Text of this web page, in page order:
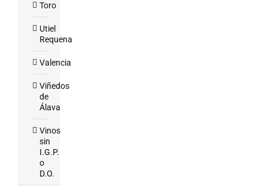
Toro
Utiel
Requena
Valencia
Viñedos
de
Álava
Vinos
sin
I.G.P.
o
D.O.